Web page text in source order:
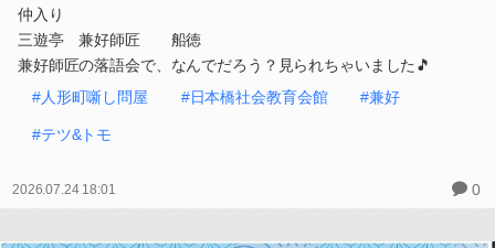
仲入り
三遊亭 兼好師匠 船徳
兼好師匠の落語会で、なんでだろう？見られちゃいました🎵
#人形町噺し問屋
#日本橋社会教育会館 #兼好
#テツ&トモ
2026.07.24 18:01 0